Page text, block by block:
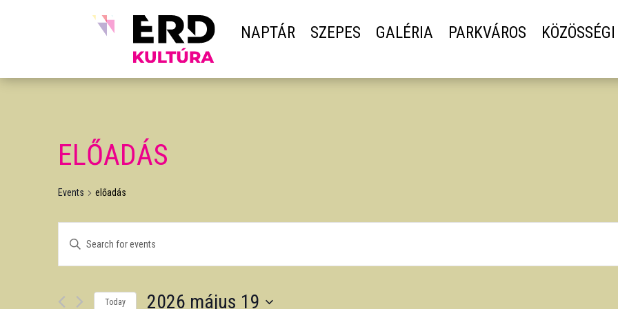
NAPTÁR SZEPES GALÉRIA PARKVÁROS
ELŐADÁS
Events előadás
SEARCH
AND
NAVIGATION
Enter
for
Today 2026 május 19